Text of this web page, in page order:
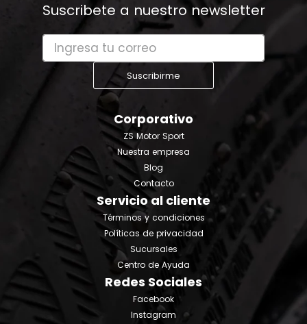
Suscribete a nuestro newsletter
Suscribirme
Corporativo
ZS Motor Sport
Nuestra empresa
Blog
Contacto
Servicio al cliente
Términos y condiciones
Políticas de privacidad
Sucursales
Centro de Ayuda
Redes Sociales
Facebook
Instagram